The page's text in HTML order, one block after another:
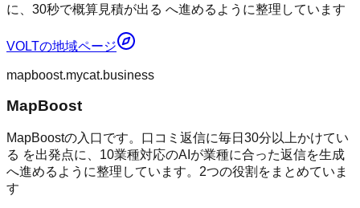
に、30秒で概算見積が出る へ進めるように整理しています
VOLTの地域ページ
mapboost.mycat.business
MapBoost
MapBoostの入口です。口コミ返信に毎日30分以上かけてい
る を出発点に、10業種対応のAIが業種に合った返信を生成
へ進めるように整理しています。2つの役割をまとめていま
す